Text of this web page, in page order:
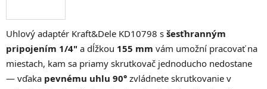
Uhlový adaptér Kraft&Dele KD10798 s šesťhranným
pripojením 1/4" a dĺžkou 155 mm vám umožní pracovať na
miestach, kam sa priamy skrutkovač jednoducho nedostane
— vďaka pevnému uhlu 90° zvládnete skrutkovanie v